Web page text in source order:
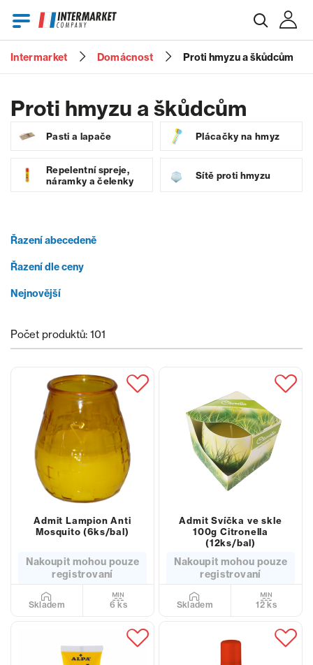
Heslo
Intermarket Domácnost Proti hmyzu a škůdcům
Proti hmyzu a škůdcům
Pasti a lapače Plácačky na hmyz
Repelentní spreje,
náramky a čelenky
Sítě proti hmyzu
Řazení abecedeně
Řazení dle ceny
Nejnovější
Počet produktů: 101
Admit Lampion Anti
Mosquito (6ks/bal)
Nakoupit mohou pouze
registrovaní
Skladem 6 ks
Admit Svíčka ve skle
100g Citronella
(12ks/bal)
Nakoupit mohou pouze
registrovaní
Skladem 12 ks